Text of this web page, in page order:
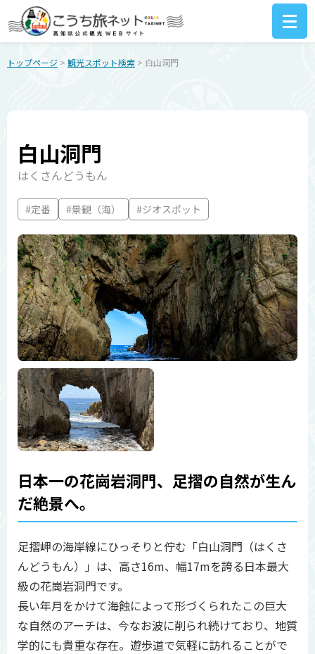
トップページ > 観光スポット検索 > 白山洞門
白山洞門
はくさんどうもん
#定番 #景観（海） #ジオスポット
日本一の花崗岩洞門、足摺の自然が生ん
だ絶景へ。
足摺岬の海岸線にひっそりと佇む「白山洞門（はくさ
んどうもん）」は、高さ16m、幅17mを誇る日本最大
級の花崗岩洞門です。
長い年月をかけて海蝕によって形づくられたこの巨大
な自然のアーチは、今なお波に削られ続けており、地質
学的にも貴重な存在。遊歩道で気軽に訪れることがで